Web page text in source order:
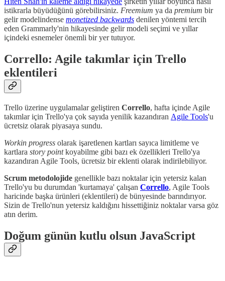
istikrarla büyüdüğünü görebilirsiniz. Freemium ya da premium bir
gelir modelindense monetized backwards denilen yöntemi tercih
eden Grammarly'nin hikayesinde gelir modeli seçimi ve yıllar
içindeki esnemeler önemli bir yer tutuyor.
Corrello: Agile takımlar için Trello
eklentileri
Trello üzerine uygulamalar geliştiren Corrello, hafta içinde Agile
takımlar için Trello'ya çok sayıda yenilik kazandıran Agile Tools'u
ücretsiz olarak piyasaya sundu.
Workin progress olarak işaretlenen kartları sayıca limitleme ve
kartlara story pointkoyabilme gibi bazı ek özellikleri Trello'ya
kazandıran Agile Tools, ücretsiz bir eklenti olarak indirilebiliyor.
Scrum metodolojide genellikle bazı noktalar için yetersiz kalan
Trello'yu bu durumdan 'kurtamaya' çalışan Corrello, Agile Tools
haricinde başka ürünleri (eklentileri) de bünyesinde barındırıyor.
Sizin de Trello'nun yetersiz kaldığını hissettiğiniz noktalar varsa göz
atın derim.
Doğum günün kutlu olsun JavaScript